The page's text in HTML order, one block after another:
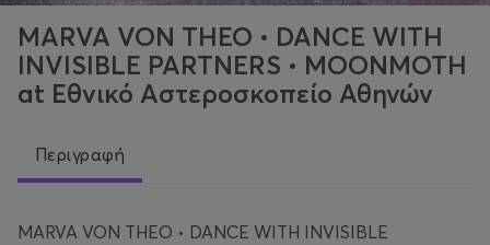
MARVA VON THEO • DANCE WITH
INVISIBLE PARTNERS • MOONMOTH
at Εθνικό Αστεροσκοπείο Αθηνών
Περιγραφή
MARVA VON THEO • DANCE WITH INVISIBLE